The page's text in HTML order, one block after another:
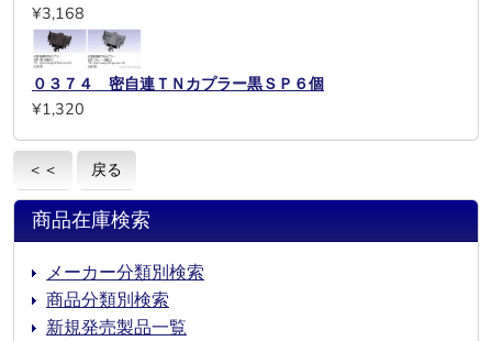
¥3,168
０３７４ 密自連ＴＮカプラー黒ＳＰ６個
¥1,320
＜＜ 戻る
商品在庫検索
メーカー分類別検索
商品分類別検索
新規発売製品一覧